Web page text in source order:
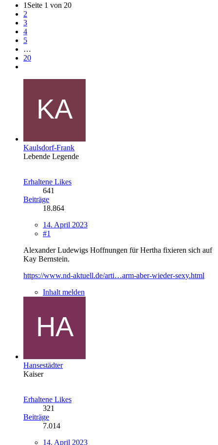
1 Seite 1 von 20
2
3
4
5
…
20
Kaulsdorf-Frank
Lebende Legende
Erhaltene Likes
641
Beiträge
18.864
14. April 2023
#1
Alexander Ludewigs Hoffnungen für Hertha fixieren sich auf
Kay Bernstein.
https://www.nd-aktuell.de/arti…arm-aber-wieder-sexy.html
Inhalt melden
Hansestädter
Kaiser
Erhaltene Likes
321
Beiträge
7.014
14. April 2023